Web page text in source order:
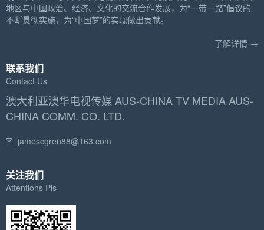
地区与中国政治、经济、文化的交流合作发展，为“一带一路”倡议的
不断贯彻实施，为“中国梦”的实现做出贡献。
了解详情 →
联系我们
Contact Us
澳大利亚澳华电视传媒 AUS-CHINA TV MEDIA AUS-
CHINA COMM. CO. LTD.
jamescgren88@163.com
关注我们
Attentions Pls